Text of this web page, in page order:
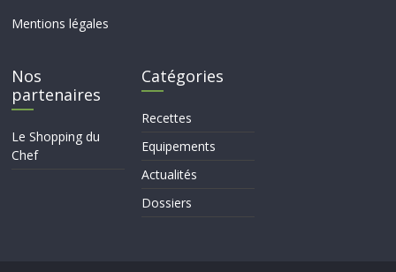
Mentions légales
Nos
partenaires
Le Shopping du
Chef
Catégories
Recettes
Equipements
Actualités
Dossiers